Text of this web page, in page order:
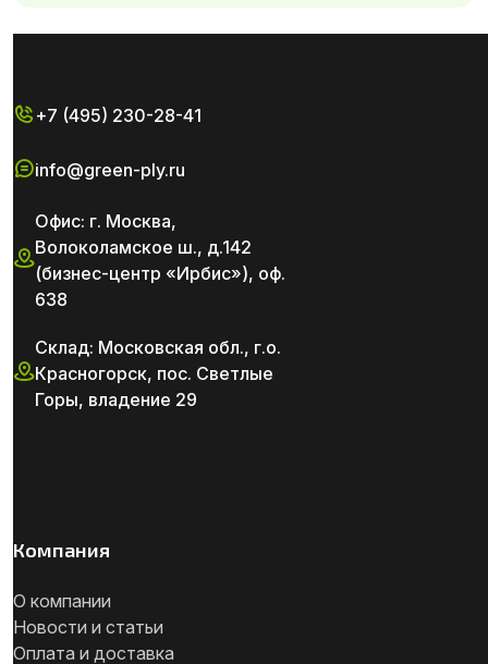
+7 (495) 230-28-41
info@green-ply.ru
Офис: г. Москва,
Волоколамское ш., д.142
(бизнес-центр «Ирбис»), оф.
638
Склад: Московская обл., г.о.
Красногорск, пос. Светлые
Горы, владение 29
Компания
О компании
Новости и статьи
Оплата и доставка